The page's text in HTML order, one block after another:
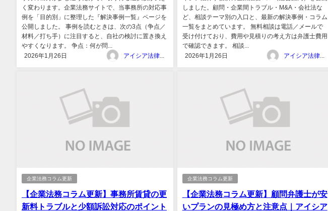
く変わります。企業法務サイトで、当事務所の対応事
例を「目的別」に整理した『解決事例一覧』ページを
公開しました。 事例を読むときは、次の3点（争点／
材料／打ち手）に注目すると、自社の検討に置き換え
やすくなります。 争点：何が問...
2026年1月26日
アイシア法律事務所
しました。顧問・企業間トラブル・M&A・会社法な
ど、相談テーマ別の入口と、最新の解決事例・コラム
一覧をまとめています。 無料相談は電話／メールで
受け付けており、費用や見積りの考え方は弁護士費用
で確認できます。 相談...
2026年1月26日
企業法務コラム更新
【企業法務コラム更新】事務所賃貸の更
新料トラブルと少額訴訟対応のポイント
企業法務コラム更新
【企業法務コラム更新】顧問弁護士が安
いプランの見極め方と注意点｜アイシア